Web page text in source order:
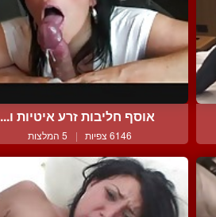
אוסף חליבות זרע איטיות ו...
6146 צפיות | 5 המלצות